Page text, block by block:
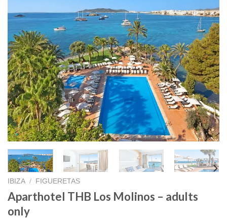
IBIZA / FIGUERETAS
Aparthotel THB Los Molinos – adults
only